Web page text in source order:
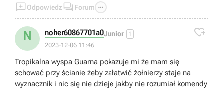
Odpowiedz  Forum 
N noher60867701a0Junior 1
2023-12-06 11:46

Tropikalna wyspa Guarna pokazuje mi że mam się
schować przy ścianie żeby załatwić żołnierzy staje na
wyznacznik i nic się nie dzieje jakby nie rozumiał komendy